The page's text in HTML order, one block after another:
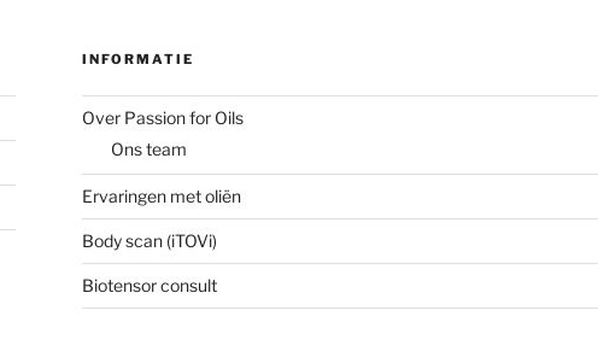
INFORMATIE
Over Passion for Oils
Ons team
Ervaringen met oliën
Body scan (iTOVi)
Biotensor consult